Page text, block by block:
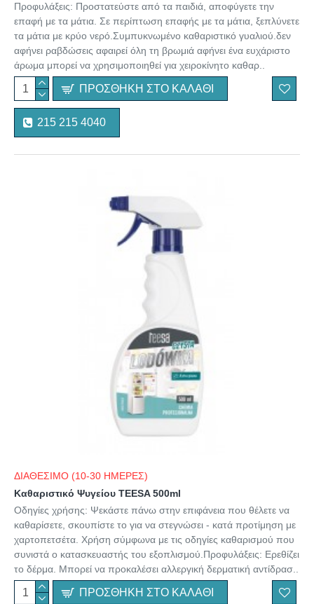
Προφυλάξεις: Προστατεύστε από τα παιδιά, αποφύγετε την
επαφή με τα μάτια. Σε περίπτωση επαφής με τα μάτια, ξεπλύνετε
τα μάτια με κρύο νερό.Συμπυκνωμένο καθαριστικό γυαλιού.δεν
αφήνει ραβδώσεις αφαιρεί όλη τη βρωμιά αφήνει ένα ευχάριστο
άρωμα μπορεί να χρησιμοποιηθεί για χειροκίνητο καθαρ..
ΠΡΟΣΘΉΚΗ ΣΤΟ ΚΑΛΆΘΙ
215 215 4040
ΔΙΑΘΕΣΙΜΟ (10-30 ΗΜΕΡΕΣ)
Καθαριστικό Ψυγείου TEESA 500ml
Οδηγίες χρήσης: Ψεκάστε πάνω στην επιφάνεια που θέλετε να
καθαρίσετε, σκουπίστε το για να στεγνώσει - κατά προτίμηση με
χαρτοπετσέτα. Χρήση σύμφωνα με τις οδηγίες καθαρισμού που
συνιστά ο κατασκευαστής του εξοπλισμού.Προφυλάξεις: Ερεθίζει
το δέρμα. Μπορεί να προκαλέσει αλλεργική δερματική αντίδρασ..
ΠΡΟΣΘΉΚΗ ΣΤΟ ΚΑΛΆΘΙ